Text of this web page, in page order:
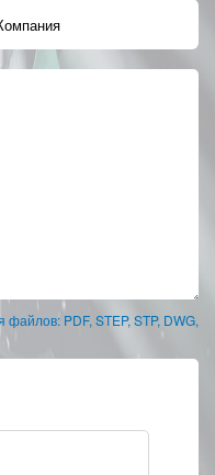
PDF, STEP, STP, DWG,